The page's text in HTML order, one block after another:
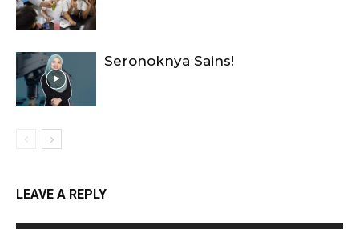
Seronoknya Sains!
LEAVE A REPLY